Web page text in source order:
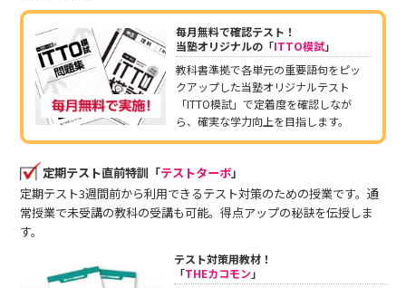
毎月無料で確認テスト！
当塾オリジナルの「ITTO模試」
教科書準拠で各単元の重要語句をピッ
クアップした当塾オリジナルテスト
「ITTO模試」で定着度を確認しなが
ら、確実な学力向上を目指します。
定期テスト直前特訓「テストターボ」
定期テスト3週間前から利用できるテスト対策のための授業です。通
常授業で未受講の教科の受講も可能。得点アップの秘訣を伝授しま
す。
テスト対策用教材！
「THEカコモン」